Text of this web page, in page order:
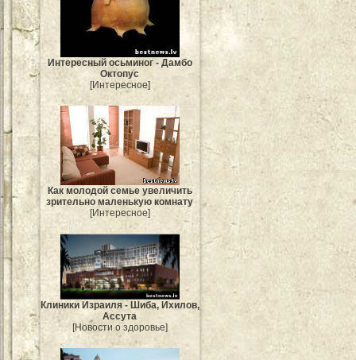
Интересный осьминог - Дамбо
Октопус
[Интересное]
Как молодой семье увеличить
зрительно маленькую комнату
[Интересное]
Клиники Израиля - Шиба, Ихилов,
Ассута
[Новости о здоровье]